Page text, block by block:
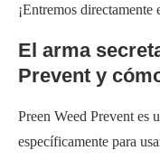
¡Entremos directamente
El arma
Prevent y
Preen Weed Prevent es
específicamente para